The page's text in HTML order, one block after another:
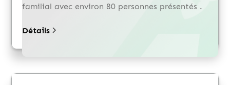
familial avec environ 80 personnes présentés .
Détails